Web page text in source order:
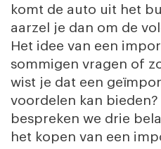
komt de auto uit het
aarzel je dan om de
Het idee van een
sommigen vragen of
wist je dat een
voordelen kan
bespreken we drie
het kopen van een